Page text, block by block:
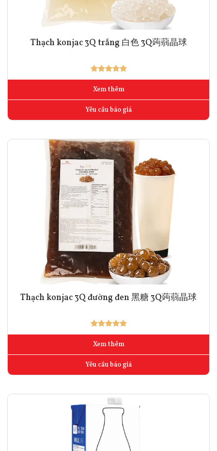
Thạch konjac 3Q trắng 白色 3Q蒟蒻晶球
Xem thêm
Yêu cầu báo giá
Thạch konjac 3Q đường đen 黑糖 3Q蒟蒻晶球
Xem thêm
Yêu cầu báo giá